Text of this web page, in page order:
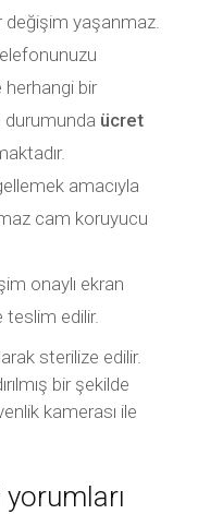
değişim yaşanmaz.
herhangi bir
ücret
amacıyla
cam koruyucu
onaylı ekran
teslim edilir.
sterilize edilir.
bir şekilde
kamerası ile